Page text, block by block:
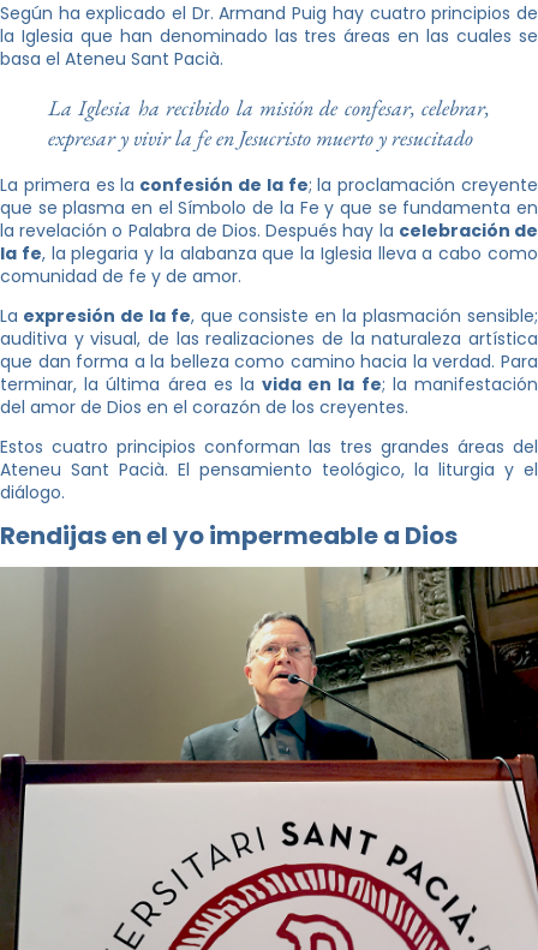
Según ha explicado el Dr. Armand Puig hay cuatro principios de
la Iglesia que han denominado las tres áreas en las cuales se
basa el Ateneu Sant Pacià.
La Iglesia ha recibido la misión de confesar, celebrar,
expresar y vivir la fe en Jesucristo muerto y resucitado
La primera es la confesión de la fe; la proclamación creyente
que se plasma en el Símbolo de la Fe y que se fundamenta en
la revelación o Palabra de Dios. Después hay la celebración de
la fe, la plegaria y la alabanza que la Iglesia lleva a cabo como
comunidad de fe y de amor.
La expresión de la fe, que consiste en la plasmación sensible;
auditiva y visual, de las realizaciones de la naturaleza artística
que dan forma a la belleza como camino hacia la verdad. Para
terminar, la última área es lavida en la fe; la manifestación
del amor de Dios en el corazón de los creyentes.
Estos cuatro principios conforman las tres grandes áreas del
Ateneu Sant Pacià. El pensamiento teológico, la liturgia y el
diálogo.
Rendijas en el yo impermeable a Dios